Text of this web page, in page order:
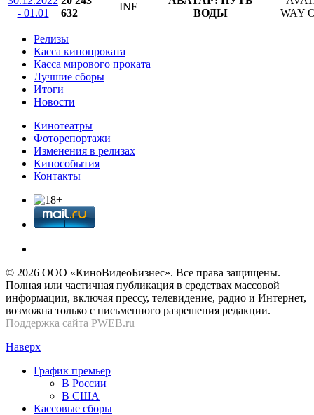
- 01.01
632
INF
ВОДЫ
WAY
Релизы
Касса кинопроката
Касса мирового проката
Лучшие сборы
Итоги
Новости
Кинотеатры
Фоторепортажи
Изменения в релизах
Кинособытия
Контакты
© 2026 OOО «КиноВидеоБизнес». Все права защищены.
Полная или частичная публикация в средствах массовой
информации, включая прессу, телевидение, радио и Интернет,
возможна только с письменного разрешения редакции.
Поддержка сайта PWEB.ru
Наверх
График премьер
В России
В США
Кассовые сборы